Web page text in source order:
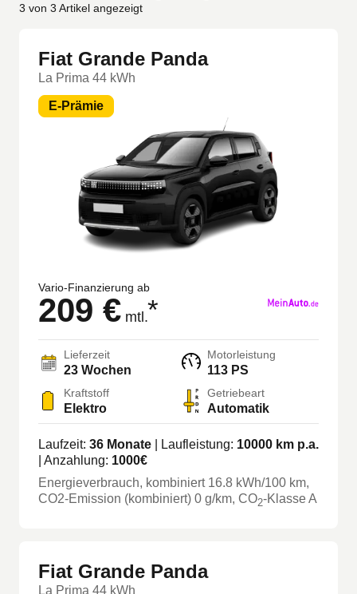
3 von 3 Artikel angezeigt
Fiat Grande Panda
La Prima 44 kWh
E-Prämie
Vario-Finanzierung ab
209 € mtl.*
Lieferzeit
23 Wochen
Motorleistung
113 PS
Kraftstoff
Elektro
Getriebeart
Automatik
Laufzeit: 36 Monate | Laufleistung: 10000 km p.a.
| Anzahlung: 1000€
Energieverbrauch, kombiniert 16.8 kWh/100 km,
CO2-Emission (kombiniert) 0 g/km, CO2-KlasseA
Fiat Grande Panda
La Prima 44 kWh